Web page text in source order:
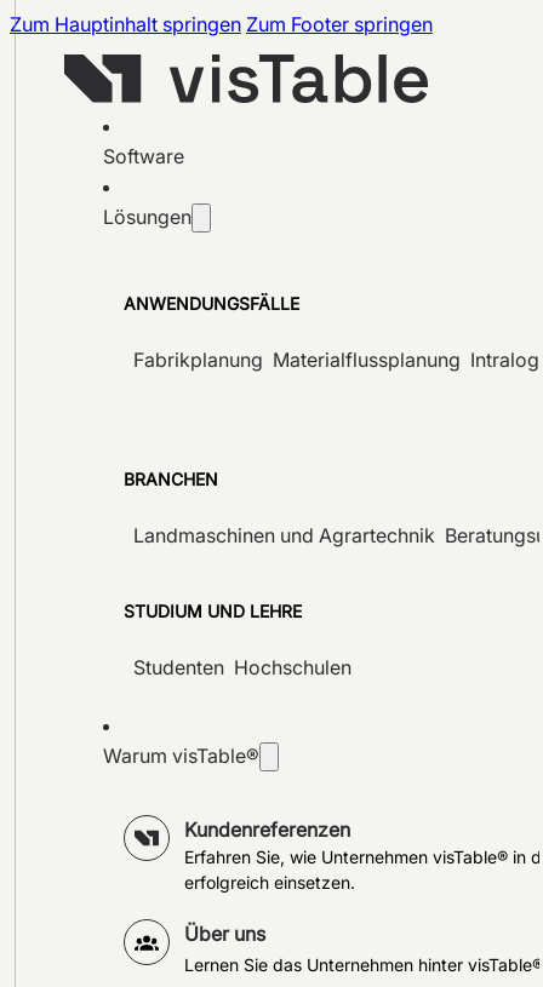
Zum Hauptinhalt springen Zum Footer springen
Software
Lösungen
ANWENDUNGSFÄLLE
Fabrikplanung Materialflussplanung
BRANCHEN
Landmaschinen und Agrartechnik
STUDIUM UND LEHRE
Studenten Hochschulen
Warum visTable®
Kundenreferenzen
Erfahren Sie, wie Unternehmen visTable® in
erfolgreich einsetzen.
Über uns
Lernen Sie das Unternehmen hinter